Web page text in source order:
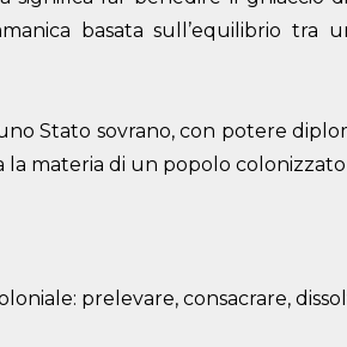
basata sull’equilibrio tra
Stato sovrano, con potere
materia di un popolo
prelevare, consacrare,